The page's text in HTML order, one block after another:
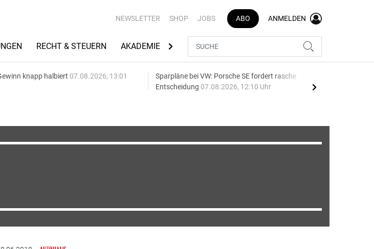
NEWSLETTER SHOP JOBS ABO ANMELDEN
RECHT & STEUERN AKADEMIE AUTOMARKEN
knapp halbiert 07.08.2026, 13:01
Sparpläne bei VW: Porsche SE fordert rasche
Entscheidung 07.08.2026, 12:10 Uhr